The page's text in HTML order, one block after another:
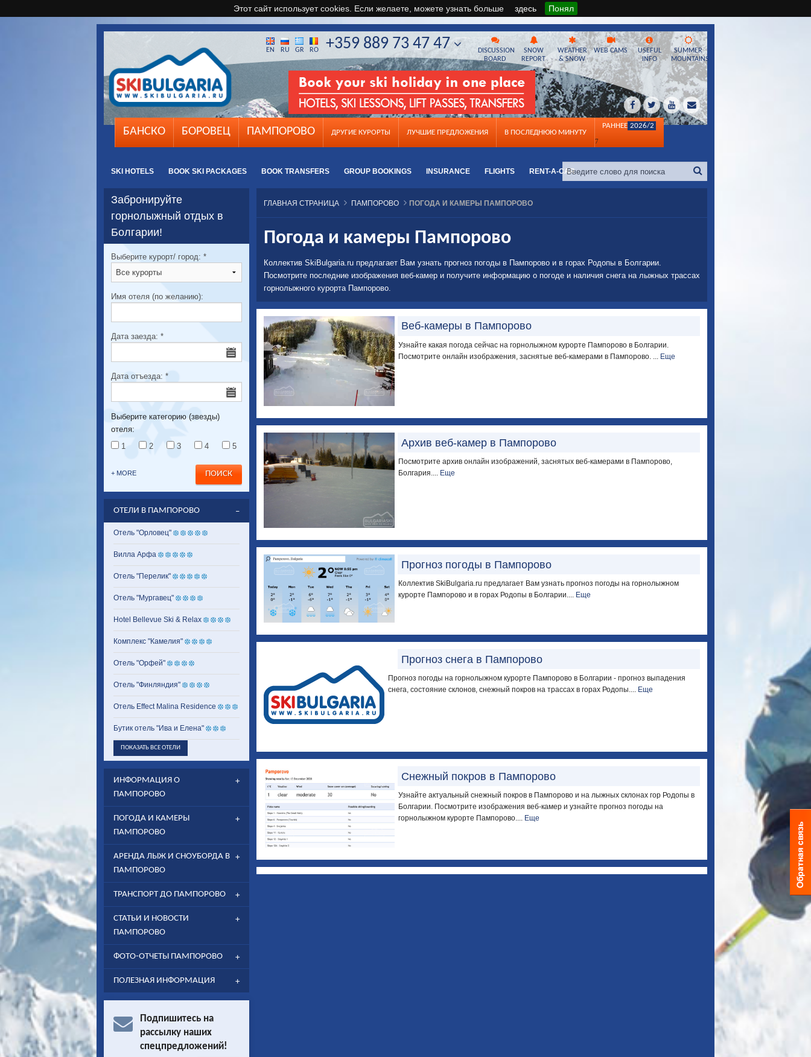
Этот сайт использует cookies. Если желаете, можете узнать больше здесь Понял
БАНСКО БОРОВЕЦ ПАМПОРОВО ДРУГИЕ КУРОРТЫ ЛУЧШИЕ ПРЕДЛОЖЕНИЯ B ПОСЛЕДНЮЮ МИНУТУ
РАННЕЕ 2026/2
7
SKI HOTELS BOOK SKI PACKAGES BOOK TRANSFERS GROUP BOOKINGS INSURANCE FLIGHTS RENT-A-CAR
DISCUSSION
BOARD
SNOW
REPORT
WEATHER
& SNOW
WEB CAMS
USEFUL
INFO
SUMMER
MOUNTAINS
EN RU GR RO +359 889 73 47 47
ГЛАВНАЯ СТРАНИЦА ПАМПОРОВО ПОГОДА И КАМЕРЫ ПАМПОРОВО
Погода и камеры Пампорово
Коллектив SkiBulgaria.ru предлагает Вам узнать прогноз погоды в Пампорово и в горах Родопы в Болгарии.
Посмотрите последние изображения веб-камер и получите информацию о погоде и наличия снега на лыжных трассах
горнолыжного курорта Пампорово.
Веб-камеры в Пампорово
Узнайте какая погода сейчас на горнолыжном курорте Пампорово в Болгарии.
Посмотрите онлайн изображения, заснятые веб-камерами в Пампорово. ... Еще
Архив веб-камер в Пампорово
Посмотрите архив онлайн изображений, заснятых веб-камерами в Пампорово,
Болгария.... Еще
Прогноз погоды в Пампорово
Коллектив SkiBulgaria.ru предлагает Вам узнать прогноз погоды на горнолыжном
курорте Пампорово и в горах Родопы в Болгарии.... Еще
Прогноз снега в Пампорово
Прогноз погоды на горнолыжном курорте Пампорово в Болгарии - прогноз выпадения
снега, состояние склонов, снежный покров на трассах в горах Родопы.... Еще
Снежный покров в Пампорово
Узнайте актуальный снежный покров в Пампорово и на лыжных склонах гор Родопы в
Болгарии. Посмотрите изображения веб-камер и узнайте прогноз погоды на
горнолыжном курорте Пампорово.... Еще
Забронируйте
горнолыжный отдых в
Болгарии!
Выберите курорт/ город: *
Имя отеля (по желанию):
Дата заезда: *
Дата отъезда: *
Выберите категорию (звезды)
отеля:
1
2 3 4 5
+ MORE
ОТЕЛИ В ПАМПОРОВО
Отель "Орловец"
Вилла Арфа
Отель "Перелик"
Отель "Мургавец"
Hotel Bellevue Ski & Relax
Комплекс "Камелия"
Отель "Орфей"
Отель "Финляндия"
Отель Effect Malina Residence
Бутик отель "Ива и Елена"
ПОКАЗАТЬ ВСЕ ОТЕЛИ
ИНФОРМАЦИЯ О
ПАМПОРОВО
ПОГОДА И КАМЕРЫ
ПАМПОРОВО
АРЕНДА ЛЫЖ И СНОУБОРДА В
ПАМПОРОВО
ТРАНСПОРТ ДО ПАМПОРОВО
СТАТЬИ И НОВОСТИ
ПАМПОРОВО
ФОТО-ОТЧЕТЫ ПАМПОРОВО
ПОЛЕЗНАЯ ИНФОРМАЦИЯ
Подпишитесь на
рассылку наших
спецпредложений!